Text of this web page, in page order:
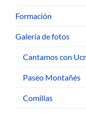
Formación
Galería de fotos
Cantamos con
Paseo Montañés
Comillas